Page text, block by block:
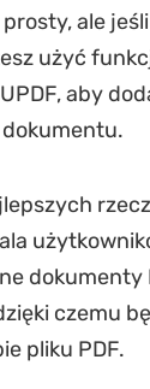
ale
użyć
aby
dokumenty
czemu
pliku PDF.